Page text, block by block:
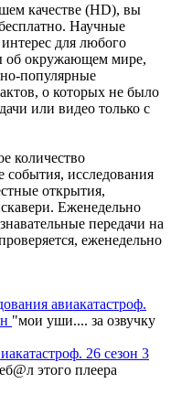
качестве (HD), вы
Научные
для любого
об окружающем мире,
популярные
о которых не было
или видео только с
количество
события, исследования
открытия,
Еженедельно
передачи на
еженедельно
авиакатастроф.
"мои уши.... за озвучку
26 сезон 3
этого плеера